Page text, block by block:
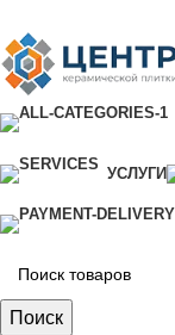
УСЛУГИ
Поиск